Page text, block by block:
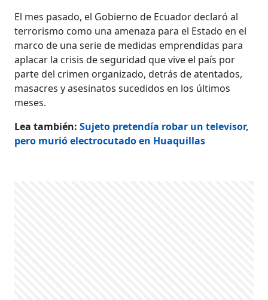
El mes pasado, el Gobierno de Ecuador declaró al
terrorismo como una amenaza para el Estado en el
marco de una serie de medidas emprendidas para
aplacar la crisis de seguridad que vive el país por
parte del crimen organizado, detrás de atentados,
masacres y asesinatos sucedidos en los últimos
meses.
Lea también:Sujeto pretendía robar un televisor,
pero murió electrocutado en Huaquillas